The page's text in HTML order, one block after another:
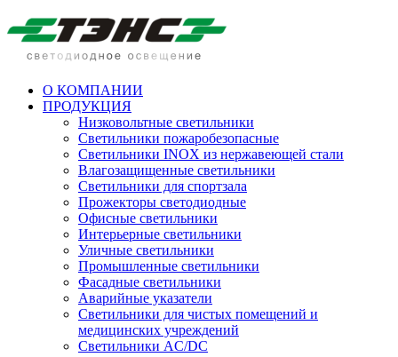
О КОМПАНИИ
ПРОДУКЦИЯ
Низковольтные светильники
Cветильники пожаробезопасные
Светильники INOX из нержавеющей стали
Влагозащищенные светильники
Светильники для спортзала
Прожекторы светодиодные
Офисные светильники
Интерьерные светильники
Уличные светильники
Промышленные светильники
Фасадные светильники
Аварийные указатели
Светильники для чистых помещений и
медицинских учреждений
Светильники AC/DC